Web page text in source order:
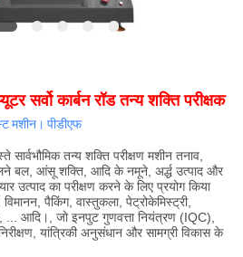
सर्वो कार्बन रॉड तन्य शक्ति परीक्षक
मशीन। पीडीएफ
तन्य शक्ति परीक्षण मशीन तनाव,
बल, आंसू शक्ति, आदि के नमूने, अर्द्ध उत्पाद और
उत्पाद का परीक्षण करने के लिए प्रयोग किया
पैकिंग, वास्तुकला, पेट्रोकेमिस्ट्री,
... आदि।, जो इनपुट गुणवत्ता नियंत्रण (IQC),
यांत्रिकी अनुसंधान और सामग्री विकास के